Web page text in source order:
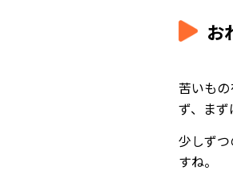
お
苦いも
ず、まず
少しず
すね。